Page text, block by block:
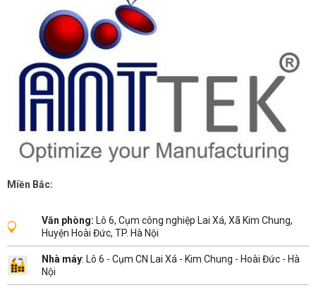
Miền Bắc:
Văn phòng: Lô 6, Cụm công nghiệp Lai Xá, Xã Kim Chung,
Huyện Hoài Đức, TP. Hà Nội
Nhà máy: Lô 6 - Cụm CN Lai Xá - Kim Chung - Hoài Đức - Hà
Nội